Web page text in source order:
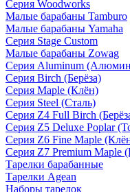
Серия Woodworks
Малые барабаны Tamburo
Малые барабаны Yamaha
Серия Stage Custom
Малые барабаны Zowag
Серия Aluminum
Серия Birch (Берёза)
Серия Maple (Клён)
Серия Steel (Сталь)
Серия Z4 Full Birch
Серия Z5 Deluxe Poplar
Серия Z6 Fine Maple
Серия Z7 Premium Maple
Тарелки барабанные
Тарелки Agean
Наборы тарелок